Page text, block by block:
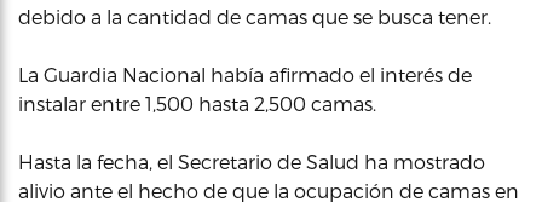
debido a la cantidad de camas que se busca tener.
La Guardia Nacional había afirmado el interés de
instalar entre 1,500 hasta 2,500 camas.
Hasta la fecha, el Secretario de Salud ha mostrado
alivio ante el hecho de que la ocupación de camas en